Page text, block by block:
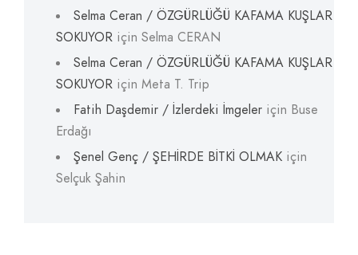
Selma Ceran / ÖZGÜRLÜĞÜ KAFAMA KUŞLAR
SOKUYOR için Selma CERAN
Selma Ceran / ÖZGÜRLÜĞÜ KAFAMA KUŞLAR
SOKUYOR için Meta T. Trip
Fatih Daşdemir / İzlerdeki İmgeler için Buse
Erdağı
Şenel Genç / ŞEHİRDE BİTKİ OLMAK için
Selçuk Şahin